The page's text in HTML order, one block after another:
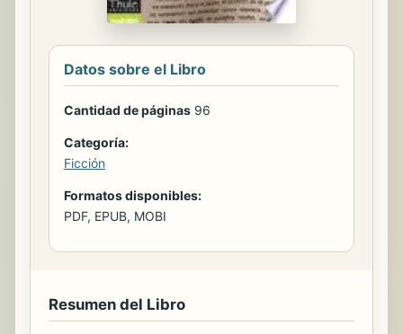
Datos sobre el Libro
Cantidad de páginas 96
Categoría:
Ficción
Formatos disponibles:
PDF, EPUB, MOBI
Resumen del Libro